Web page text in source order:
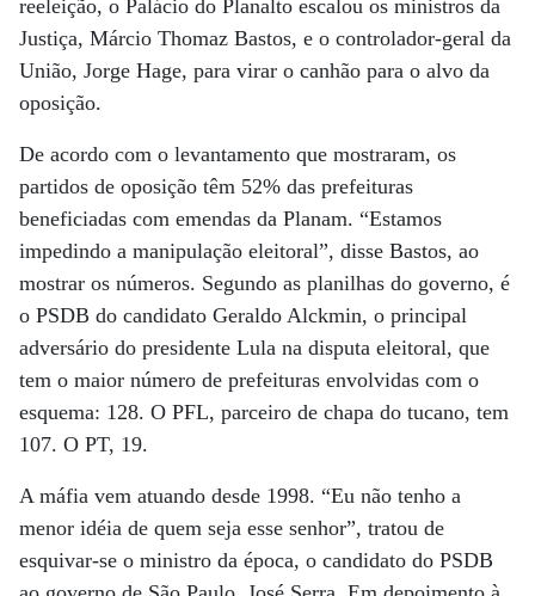
reeleição, o Palácio do Planalto escalou os ministros da
Justiça, Márcio Thomaz Bastos, e o controlador-geral da
União, Jorge Hage, para virar o canhão para o alvo da
oposição.
De acordo com o levantamento que mostraram, os
partidos de oposição têm 52% das prefeituras
beneficiadas com emendas da Planam. “Estamos
impedindo a manipulação eleitoral”, disse Bastos, ao
mostrar os números. Segundo as planilhas do governo, é
o PSDB do candidato Geraldo Alckmin, o principal
adversário do presidente Lula na disputa eleitoral, que
tem o maior número de prefeituras envolvidas com o
esquema: 128. O PFL, parceiro de chapa do tucano, tem
107. O PT, 19.
A máfia vem atuando desde 1998. “Eu não tenho a
menor idéia de quem seja esse senhor”, tratou de
esquivar-se o ministro da época, o candidato do PSDB